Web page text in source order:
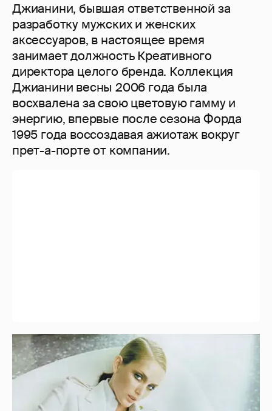
Джианини, бывшая ответственной за
разработку мужских и женских
аксессуаров, в настоящее время
занимает должность Креативного
директора целого бренда. Коллекция
Джианини весны 2006 года была
восхвалена за свою цветовую гамму и
энергию, впервые после сезона Форда
1995 года воссоздавая ажиотаж вокруг
прет-а-порте от компании.